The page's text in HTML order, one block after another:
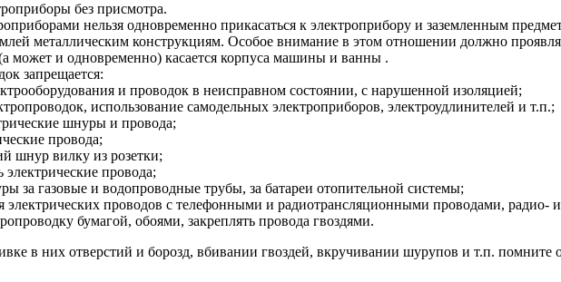
без присмотра.
нельзя одновременно прикасаться к электроприбору и заземленным
металлическим конструкциям. Особое внимание в этом отношении должно
может и одновременно) касается корпуса машины и ванны .
запрещается:
и проводок в неисправном состоянии, с нарушенной изоляцией;
использование самодельных электроприборов, электроудлинителей и т.п.;
шнуры и провода;
провода;
шнур вилку из розетки;
электрические провода;
за газовые и водопроводные трубы, за батареи отопительной системы;
электрических проводов с телефонными и радиотрансляционными проводами, радио-
бумагой, обоями, закреплять провода гвоздями.
в них отверстий и борозд, вбивании гвоздей, вкручивании шурупов и т.п.